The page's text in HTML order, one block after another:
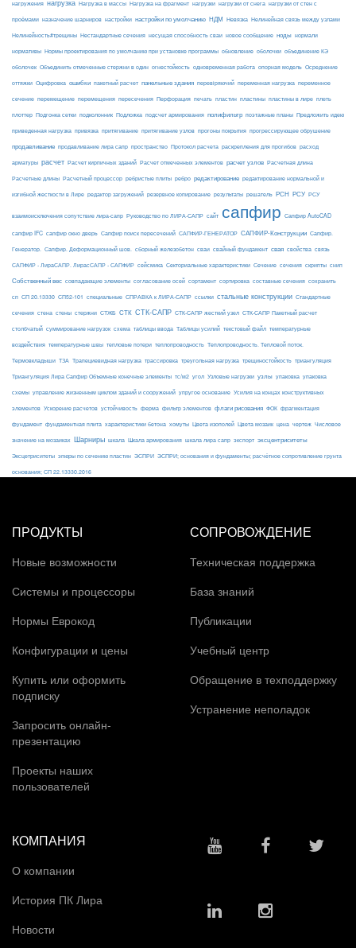
нагружения нагрузка Нагрузка в массы Нагрузка на фрагмент нагрузки нагрузки от снега нагрузки от стен с
проёмами назначение шарниров настройки настройки по умолчанию НДМ Невязка Нелинейная связь между узлами
Нелинейность#трещины Нестандартные сечения несущая способность сваи новое сообщение ноды нормали
нормативы Нормы проектирования по умолчанию при установке программы обновление оболочки объединение КЭ
оболочек Объединить отмеченные стержни в один огнестойкость одновременная работа опорная модель Осреднение
оттяжки Оцифровка ошибки пакетный расчет панельные здания перевіряючий переменная нагрузка переменное
сечение перемещение перемещения пересечения Перфорация печать пластин пластины пластины в лире плеть
плоттер Подгонка сетки подколонник Подложка подсчет армирования полифильтр поэтажные планы Предложить идею
приведенная нагрузка привязка притягивание притягивание узлов прогоны покрытия прогрессирующее обрушение
продавливание продавливание лира сапр пространство Протокол расчета раскрепления для прогибов расход
арматуры расчет Расчет кирпичных зданий Расчет отмеченных элементов расчет узлов Расчетная длина
Расчетные длины Расчетный процессор ребристые плиты ребро редактирование редактирование нормальной и
изгибной жесткости в Лире редактор загружений резервное копирование результаты решатель РСН РСУ РСУ
взаимоисключения сопутствие лира-сапр Руководство по ЛИРА-САПР сайт сапфир Сапфир AutoCAD
сапфир IFC сапфир окно дверь Сапфир поиск пересечений САПФИР-ГЕНЕРАТОР САПФИР-Конструкции Сапфир.
Генератор. Сапфир. Деформационный шов. сборный железобетон сваи свайный фундамент свая свойства связь
САПФИР - ЛираСАПР. ЛирасСАПР - САПФИР сейсмика Секториальные характеристики Сечение сечения скрипты снип
Собственный вес совпадающие элементы согласование осей сортамент сортировка составные сечения сохранить
сп СП 20.13330 СП52-101 специальные СПРАВКА к ЛИРА-САПР ссылки стальные конструкции Стандартные
сечения стена стены стержни СТЖБ СТК СТК-САПР СТК-САПР жесткий узел СТК-САПР Пакетный расчет
столбчатый суммирование нагрузок схема таблицы ввода Таблицы усилий текстовый файл температурные
воздействия температурные швы тепловые потери теплопроводность Теплопроводность. Тепловой поток.
Термовкладыши ТЗА Трапециевидная нагрузка трассировка треугольная нагрузка трещиностойкость триангуляция
Триангуляция Лира Сапфир Объемные конечные элементы тс/м2 угол Узловые нагрузки узлы упаковка упаковка
схемы управление жизненным циклом зданий и сооружений упругое основание Усилия на концах конструктивных
элементов Ускорение расчетов устойчивость ферма фильтр элементов флаги рисования ФОК фрагментация
фундамент фундаментная плита характеристики бетона хомуты Цвета изополей Цвета мозаик цена чертеж Числовое
значение на мозаиках Шарниры шкала Шкала армирования шкала лира сапр экспорт эксцентриситеты
Эксцетриситеты эпюры по сечению пластин ЭСПРИ ЭСПРИ; основания и фундаменты; расчётное сопротивление грунта
основания; СП 22.13330.2016
ПРОДУКТЫ
Новые возможности
Системы и процессоры
Нормы Еврокод
Конфигурации и цены
Купить или оформить
подписку
Запросить онлайн-
презентацию
Проекты наших
пользователей
СОПРОВОЖДЕНИЕ
Техническая поддержка
База знаний
Публикации
Учебный центр
Обращение в техподдержку
Устранение неполадок
КОМПАНИЯ
О компании
История ПК Лира
Новости